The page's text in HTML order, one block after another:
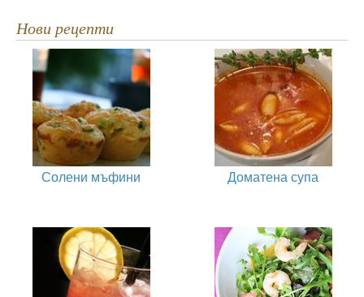
Нови рецепти
Солени мъфини Доматена супа